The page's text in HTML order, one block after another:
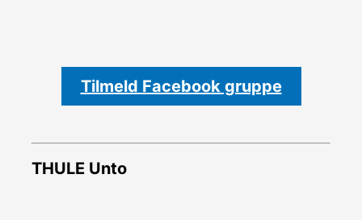
Tilmeld Facebook gruppe
THULE Unto